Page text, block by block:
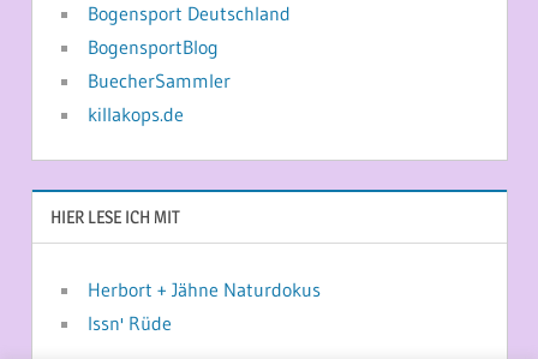
Bogensport Deutschland
BogensportBlog
BuecherSammler
killakops.de
HIER LESE ICH MIT
Herbort + Jähne Naturdokus
Issn' Rüde